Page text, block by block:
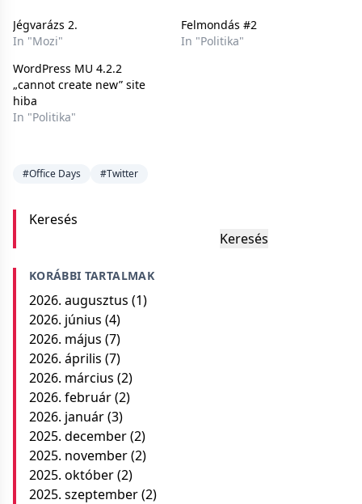
Jégvarázs 2.
In "Mozi"
Felmondás #2
In "Politika"
WordPress MU 4.2.2
„cannot create new” site
hiba
In "Politika"
#Office Days #Twitter
Keresés
Keresés
KORÁBBI TARTALMAK
2026. augusztus (1)
2026. június (4)
2026. május (7)
2026. április (7)
2026. március (2)
2026. február(2)
2026. január(3)
2025. december(2)
2025. november(2)
2025. október(2)
2025. szeptember(2)